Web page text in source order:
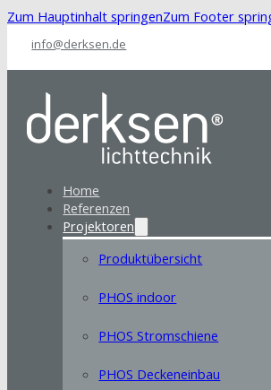
Zum Hauptinhalt springenZum Footer
info@derksen.de
Home
Referenzen
Projektoren
Produktübersicht
PHOS indoor
PHOS Stromschiene
PHOS Deckeneinbau